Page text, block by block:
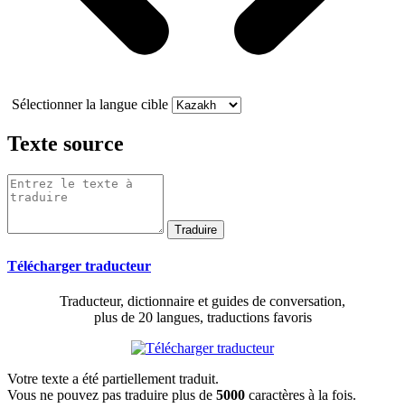
Sélectionner la langue cible
Texte source
Télécharger traducteur
Traducteur, dictionnaire et guides de conversation,
plus de 20 langues, traductions favoris
Votre texte a été partiellement traduit.
Vous ne pouvez pas traduire plus de 5000 caractères à la fois.